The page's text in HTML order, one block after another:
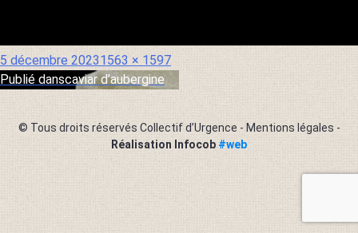
Publié
le
5 décembre 2023Taille
réelle
1563 × 1597
Navigation
de
l’article
Publié danscaviar d’aubergine
© Tous droits réservés Collectif d’Urgence -Mentions légales-
Réalisation Infocob #web